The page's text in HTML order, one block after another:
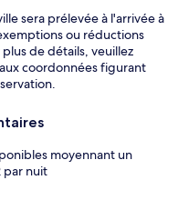
sera prélevée à l'arrivée à
ou réductions
de détails, veuillez
coordonnées figurant
moyennant un
par nuit